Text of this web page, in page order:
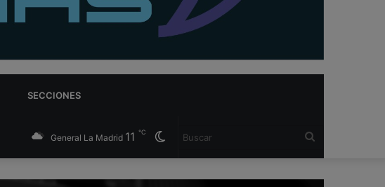
SECCIONES
Cambiar
modo
General La Madrid 11 ℃